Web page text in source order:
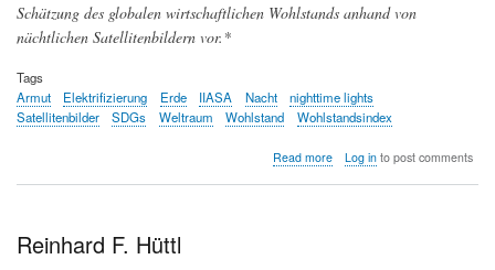
Schätzung des globalen wirtschaftlichen Wohlstands anhand von
nächtlichen Satellitenbildern vor.*
Tags
Armut
Elektrifizierung Erde IIASA Nacht
nighttime lights
Satellitenbilder
SDGs Weltraum Wohlstand Wohlstandsindex
Read moreabout
Log into post comments
Reinhard F. Hüttl